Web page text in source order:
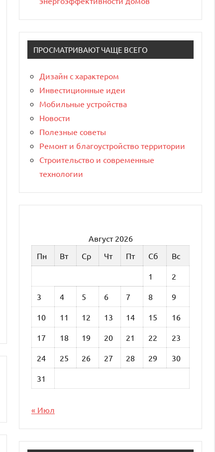
ПРОСМАТРИВАЮТ ЧАЩЕ ВСЕГО
Дизайн с характером
Инвестиционные идеи
Мобильные устройства
Новости
Полезные советы
Ремонт и благоустройство территории
Строительство и современные
технологии
Август 2026
Пн
Вт Ср Чт Пт Сб Вс
1 2
3 4 5 6 7 8 9
10 11 12 13 14 15 16
17 18 19 20 21 22 23
24 25 26 27 28 29 30
31
« Июл